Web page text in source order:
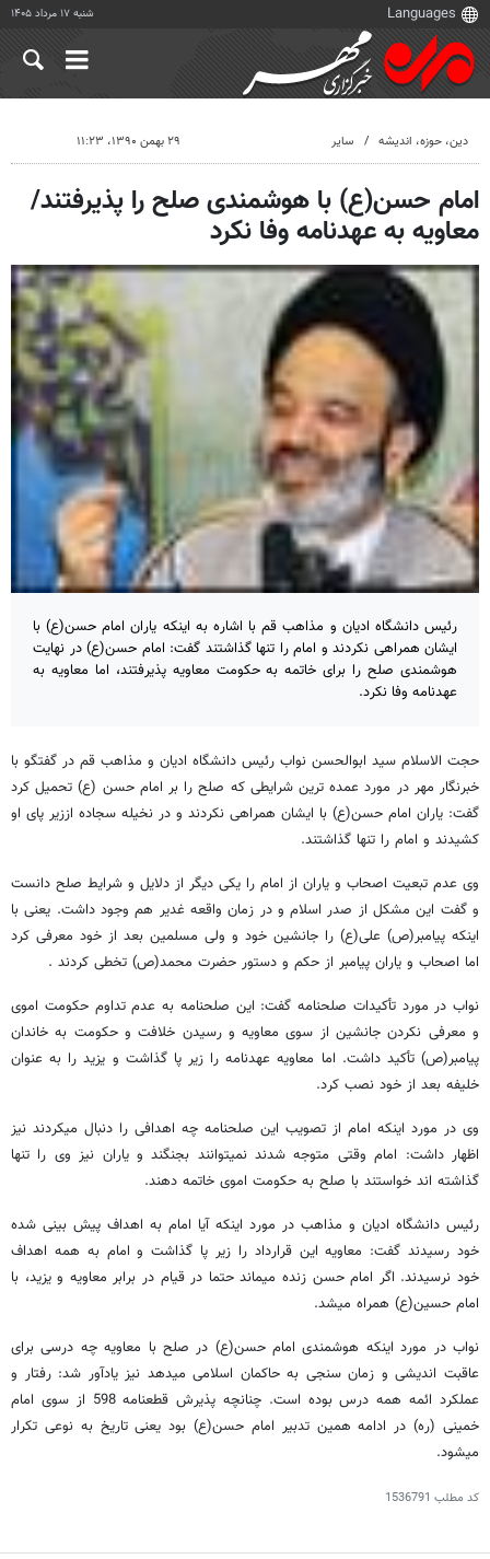
شنبه ۱۷ مرداد ۱۴۰۵
دين، حوزه، انديشه سایر ۲۹ بهمن ۱۳۹۰، ۱۱:۲۳
امام حسن(ع) با هوشمندی صلح را پذیرفتند/
معاویه به عهدنامه وفا نکرد
رئیس دانشگاه ادیان و مذاهب قم با اشاره به اینکه یاران امام حسن(ع) با
ایشان همراهی نکردند و امام را تنها گذاشتند گفت: امام حسن(ع) در نهایت
هوشمندی صلح را برای خاتمه به حکومت معاویه پذیرفتند، اما معاویه به
عهدنامه وفا نکرد.
حجت الاسلام سید ابوالحسن نواب رئیس دانشگاه ادیان و مذاهب قم در گفتگو با
خبرنگار مهر در مورد عمده ترین شرایطی که صلح را بر امام حسن (ع) تحمیل کرد
گفت: یاران امام حسن(ع) با ایشان همراهی نکردند و در نخیله سجاده اززیر پای او
کشیدند و امام را تنها گذاشتند.
وی عدم تبعیت اصحاب و یاران از امام را یکی دیگر از دلایل و شرایط صلح دانست
و گفت این مشکل از صدر اسلام و در زمان واقعه غدیر هم وجود داشت. یعنی با
اینکه پیامبر(ص) علی(ع) را جانشین خود و ولی مسلمین بعد از خود معرفی کرد
اما اصحاب و یاران پیامبر از حکم و دستور حضرت محمد(ص) تخطی کردند .
نواب در مورد تأکیدات صلحنامه گفت: این صلحنامه به عدم تداوم حکومت اموی
و معرفی نکردن جانشین از سوی معاویه و رسیدن خلافت و حکومت به خاندان
پیامبر(ص) تأکید داشت. اما معاویه عهدنامه را زیر پا گذاشت و یزید را به عنوان
خلیفه بعد از خود نصب کرد.
وی در مورد اینکه امام از تصویب این صلحنامه چه اهدافی را دنبال می‎کردند نیز
اظهار داشت: امام وقتی متوجه شدند نمی‎توانند بجنگند و یاران نیز وی را تنها
گذاشته اند خواستند با صلح به حکومت اموی خاتمه دهند.
رئیس دانشگاه ادیان و مذاهب در مورد اینکه آیا امام به اهداف پیش بینی شده
خود رسیدند گفت: معاویه این قرارداد را زیر پا گذاشت و امام به همه اهداف
خود نرسیدند. اگر امام حسن زنده می‎ماند حتما در قیام در برابر معاویه و یزید، با
امام حسین(ع) همراه می‎شد.
نواب در مورد اینکه هوشمندی امام حسن(ع) در صلح با معاویه چه درسی برای
عاقبت اندیشی و زمان سنجی به حاکمان اسلامی می‎دهد نیز یادآور شد: رفتار و
عملکرد ائمه همه درس بوده است. چنانچه پذیرش قطعنامه 598 از سوی امام
خمینی (ره) در ادامه همین تدبیر امام حسن(ع) بود یعنی تاریخ به نوعی تکرار
می‎شود.
کد مطلب 1536791